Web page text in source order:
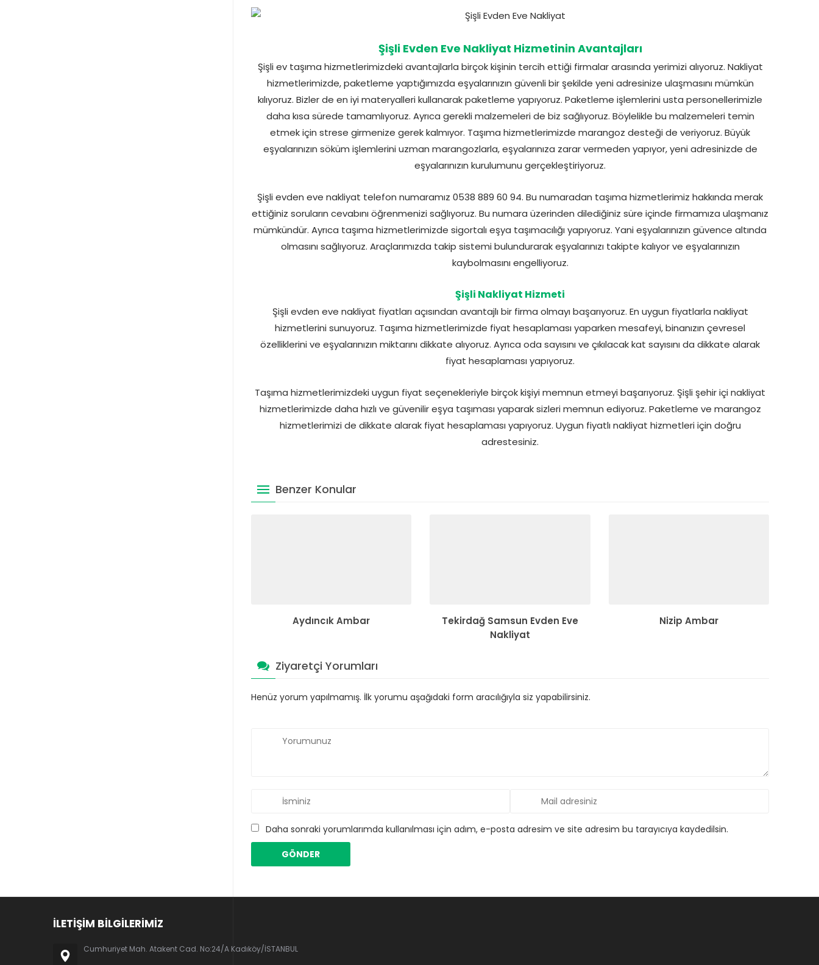
Şişli Evden Eve Nakliyat Hizmetinin Avantajları
Şişli ev taşıma hizmetlerimizdeki avantajlarla birçok kişinin tercih ettiği firmalar arasında yerimizi alıyoruz. Nakliyat
hizmetlerimizde, paketleme yaptığımızda eşyalarınızın güvenli bir şekilde yeni adresinize ulaşmasını mümkün
kılıyoruz. Bizler de en iyi materyalleri kullanarak paketleme yapıyoruz. Paketleme işlemlerini usta personellerimizle
daha kısa sürede tamamlıyoruz. Ayrıca gerekli malzemeleri de biz sağlıyoruz. Böylelikle bu malzemeleri temin
etmek için strese girmenize gerek kalmıyor. Taşıma hizmetlerimizde marangoz desteği de veriyoruz. Büyük
eşyalarınızın söküm işlemlerini uzman marangozlarla, eşyalarınıza zarar vermeden yapıyor, yeni adresinizde de
eşyalarınızın kurulumunu gerçekleştiriyoruz.
Şişli evden eve nakliyat telefon numaramız 0538 889 60 94. Bu numaradan taşıma hizmetlerimiz hakkında merak
ettiğiniz soruların cevabını öğrenmenizi sağlıyoruz. Bu numara üzerinden dilediğiniz süre içinde firmamıza ulaşmanız
mümkündür. Ayrıca taşıma hizmetlerimizde sigortalı eşya taşımacılığı yapıyoruz. Yani eşyalarınızın güvence altında
olmasını sağlıyoruz. Araçlarımızda takip sistemi bulundurarak eşyalarınızı takipte kalıyor ve eşyalarınızın
kaybolmasını engelliyoruz.
Şişli Nakliyat Hizmeti
Şişli evden eve nakliyat fiyatları açısından avantajlı bir firma olmayı başarıyoruz. En uygun fiyatlarla nakliyat
hizmetlerini sunuyoruz. Taşıma hizmetlerimizde fiyat hesaplaması yaparken mesafeyi, binanızın çevresel
özelliklerini ve eşyalarınızın miktarını dikkate alıyoruz. Ayrıca oda sayısını ve çıkılacak kat sayısını da dikkate alarak
fiyat hesaplaması yapıyoruz.
Taşıma hizmetlerimizdeki uygun fiyat seçenekleriyle birçok kişiyi memnun etmeyi başarıyoruz. Şişli şehir içi nakliyat
hizmetlerimizde daha hızlı ve güvenilir eşya taşıması yaparak sizleri memnun ediyoruz. Paketleme ve marangoz
hizmetlerimizi de dikkate alarak fiyat hesaplaması yapıyoruz. Uygun fiyatlı nakliyat hizmetleri için doğru
adrestesiniz.
Benzer Konular
Aydıncık Ambar
Tekirdağ Samsun Evden Eve
Nakliyat
Nizip Ambar
Ziyaretçi Yorumları
Henüz yorum yapılmamış. İlk yorumu aşağıdaki form aracılığıyla siz yapabilirsiniz.
Daha sonraki yorumlarımda kullanılması için adım, e-posta adresim ve site adresim bu tarayıcıya kaydedilsin.
İLETİŞİM BİLGİLERİMİZ
Cumhuriyet Mah. Atakent Cad. No:24/A Kadıköy/İSTANBUL